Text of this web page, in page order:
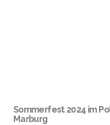
Sommerfest 2024 im
Marburg